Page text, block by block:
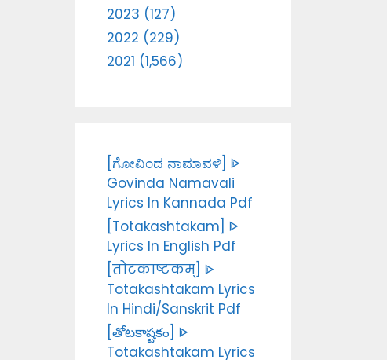
2023 (127)
2022 (229)
2021 (1,566)
[ಗೋವಿಂದ ನಾಮಾವಳಿ] ᐈ
Govinda Namavali
Lyrics In Kannada Pdf
[Totakashtakam] ᐈ
Lyrics In English Pdf
[तोटकाष्टकम्] ᐈ
Totakashtakam Lyrics
In Hindi/Sanskrit Pdf
[తోటకాష్టకం] ᐈ
Totakashtakam Lyrics